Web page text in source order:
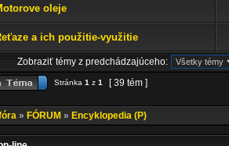
oleje
a ich použitie-využitie
Zobraziť témy z predchádzajúceho:
Stránka 1 z 1 [ 39 tém ]
» FÓRUM » Encyklopedia (P)